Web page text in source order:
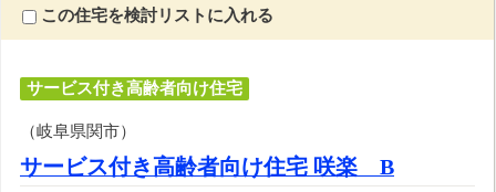
この住宅を検討リストに入れる
サービス付き高齢者向け住宅
（岐阜県関市）
サービス付き高齢者向け住宅 咲楽 B